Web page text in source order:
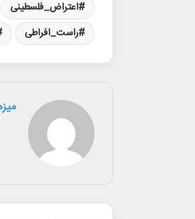
اعتراض_فلسطینی
راست_افراطی